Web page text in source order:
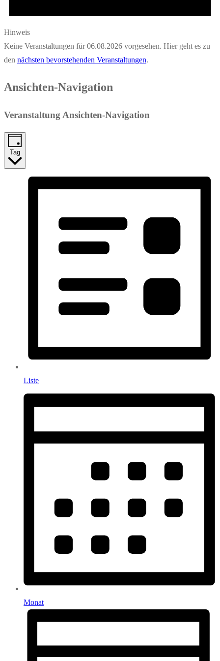
Hinweis
Keine Veranstaltungen für 06.08.2026 vorgesehen. Hier geht es zu
den nächsten bevorstehenden Veranstaltungen.
Ansichten-Navigation
Veranstaltung Ansichten-Navigation
Tag
Liste
Monat